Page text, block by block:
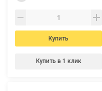
Купить
Купить в 1 клик